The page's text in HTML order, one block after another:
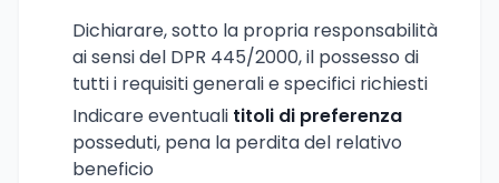
Dichiarare, sotto la propria responsabilità
ai sensi del DPR 445/2000, il possesso di
tutti i requisiti generali e specifici richiesti
Indicare eventuali titoli di preferenza
posseduti, pena la perdita del relativo
beneficio